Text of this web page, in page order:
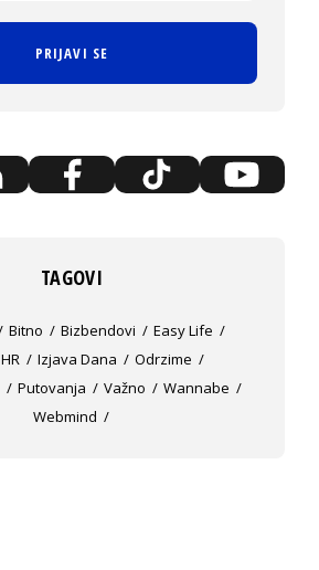
PRIJAVI SE
TAGOVI
Bitno Bizbendovi
Easy Life
HR Izjava Dana
Odrzime
Putovanja Važno
Wannabe
Webmind